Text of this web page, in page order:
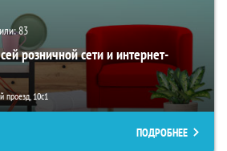
83
розничной сети и интернет-
проезд, 10с1
ПОДРОБНЕЕ